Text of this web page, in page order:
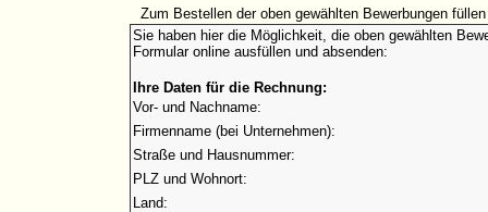
Zum Bestellen der oben gewählten Bewerbungen
Sie haben hier die Möglichkeit, die oben gewählten
Formular online ausfüllen und absenden:
Ihre Daten für die Rechnung:
Vor- und Nachname:
Firmenname (bei Unternehmen):
Straße und Hausnummer:
PLZ und Wohnort:
Land: